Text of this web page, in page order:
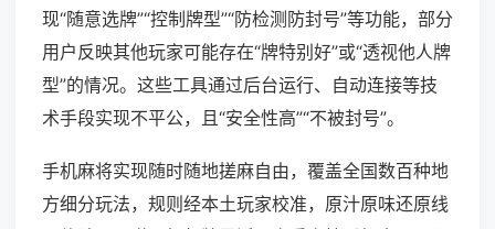
现“随意选牌”“控制牌型”“防检测防封号”等功能，部分
用户反映其他玩家可能存在“牌特别好”或“透视他人牌
型”的情况。这些工具通过后台运行、自动连接等技
术手段实现不平公，且“安全性高”“不被封号”。
手机麻将实现随时随地搓麻自由，覆盖全国数百种地
方细分玩法，规则经本土玩家校准，原汁原味还原线